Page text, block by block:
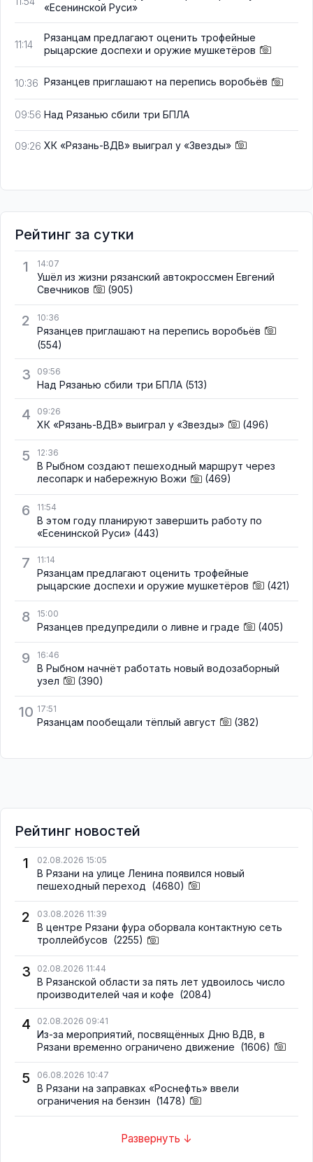
«Есенинской Руси»
11:14
Рязанцам предлагают оценить трофейные
рыцарские доспехи и оружие мушкетёров
10:36 Рязанцев приглашают на перепись воробьёв
09:56 Над Рязанью сбили три БПЛА
09:26 ХК «Рязань-ВДВ» выиграл у «Звезды»
Рейтинг за сутки
1
14:07
Ушёл из жизни рязанский автокроссмен Евгений
Свечников
(905)
2 10:36
Рязанцев приглашают на перепись воробьёв
(554)
3 09:56
Над Рязанью сбили три БПЛА (513)
4 09:26
ХК «Рязань-ВДВ» выиграл у «Звезды» (496)
5 12:36
В Рыбном создают пешеходный маршрут через
лесопарк и набережную Вожи
(469)
6 11:54
В этом году планируют завершить работу по
«Есенинской Руси» (443)
7 11:14
Рязанцам предлагают оценить трофейные
рыцарские доспехи и оружие мушкетёров
(421)
8 15:00
Рязанцев предупредили о ливне и граде (405)
9 16:46
В Рыбном начнёт работать новый водозаборный
узел
(390)
10 17:51
Рязанцам пообещали тёплый август (382)
Рейтинг новостей
1
02.08.2026 15:05
В Рязани на улице Ленина появился новый
пешеходный переход (4680)
2 03.08.2026 11:39
В центре Рязани фура оборвала контактную сеть
троллейбусов (2255)
3 02.08.2026 11:44
В Рязанской области за пять лет удвоилось число
производителей чая и кофе (2084)
4 02.08.2026 09:41
Из-за мероприятий, посвящённых Дню ВДВ, в
Рязани временно ограничено движение (1606)
5 06.08.2026 10:47
В Рязани на заправках «Роснефть» ввели
ограничения на бензин (1478)
Развернуть ↓